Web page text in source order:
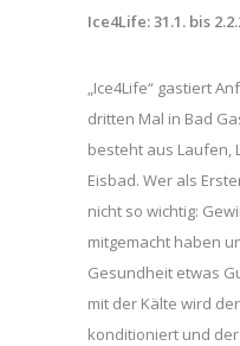
Ice4Life: 31.1. bis
„Ice4Life“ gastiert
dritten Mal in Bad
besteht aus Laufen,
Eisbad. Wer als
nicht so wichtig:
mitgemacht haben
Gesundheit etwas
mit der Kälte wird
konditioniert und